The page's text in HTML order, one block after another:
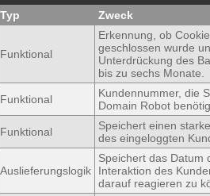
Typ Zweck
Funktional
Erkennung, ob
geschlossen wurde
Unterdrückung des
bis zu sechs Monate.
Funktional
Kundennummer, die
Domain Robot
Funktional
Speichert einen
des eingeloggten
Auslieferungslogik
Speichert das Datum
Interaktion des
darauf reagieren zu